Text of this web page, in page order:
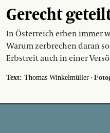
Gerecht
In Österreich erben immer
Warum zerbrechen daran
Erbstreit auch in einer
Text: Thomas Winkelmüller ·